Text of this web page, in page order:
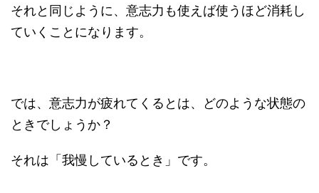
それと同じように、意志力も使えば使うほど消耗し
ていくことになります。
では、意志力が疲れてくるとは、どのような状態の
ときでしょうか？
それは「我慢しているとき」です。